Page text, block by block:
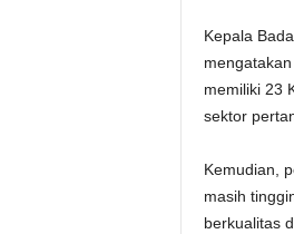
Kepala
memiliki 23
sektor
Kemudian,
masih
berkualitas